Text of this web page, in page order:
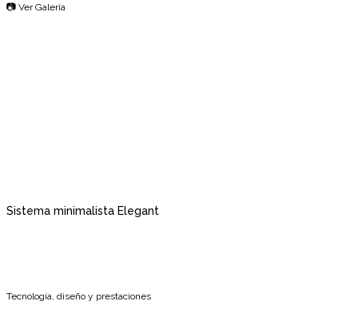
📷 Ver Galería
Sistema minimalista Elegant
Tecnología, diseño y prestaciones